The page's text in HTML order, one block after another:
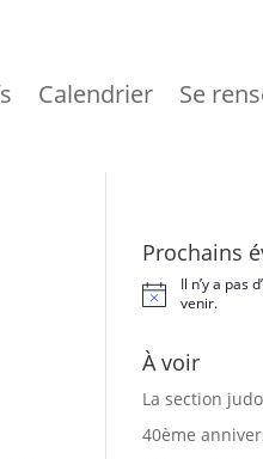
Calendrier Se
Prochains
N
i
e
Il n’y a pas
venir.
À voir
La section judo
40ème